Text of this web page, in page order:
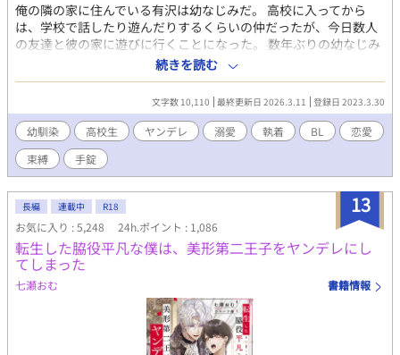
俺の隣の家に住んでいる有沢は幼なじみだ。 高校に入ってから
は、学校で話したり遊んだりするくらいの仲だったが、今日数人
の友達と彼の家に遊びに行くことになった。 数年ぶりの幼なじみ
の家を懐かしんでいる中、いつの間にか友人たちは帰っており、
幼なじみと2人きりに。 そこで俺は彼の部屋であるものを見つけ
てしまい、部屋に来た有沢に咄嗟に寝たフリをするが…
続きを読む
文字数 10,110 最終更新日 2026.3.11 登録日 2023.3.30
幼馴染 高校生 ヤンデレ 溺愛 執着 BL
恋愛
束縛
手錠
13
長編 連載中 R18
お気に入り : 5,248 24h.ポイント : 1,086
転生した脇役平凡な僕は、美形第二王子をヤンデレにし
てしまった
七瀬おむ 書籍情報